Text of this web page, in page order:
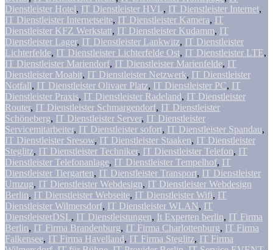
Dienstleister Hotel, IT Dienstleister HVL, IT Dienstleister Internet,
IT Dienstleister Internetseite, IT Dienstleister Kamera, IT
Dienstleister KFZ Werkstatt, IT Dienstleister Kudamm, IT
Dienstleister Lager, IT Dienstleister Lankwitz, IT Dienstleister
Lichterfelde, IT Dienstleister Lichterfelde Ost, IT Dienstleister LTE,
IT Dienstleister Mariendorf, IT Dienstleister Marienfelde, IT
Dienstleister Moabit, IT Dienstleister Netzwerk, IT Dienstleister
Notfall, IT Dienstleister Olivaer Platz, IT Dienstleister PC, IT
Dienstleister Praxis, IT Dienstleister Radeland, IT Dienstleister
Router, IT Dienstleister Schmargendorf, IT Dienstleister
Schöneberg, IT Dienstleister Server, IT Dienstleister
Servicemitarbeiter, IT Dienstleister sofort, IT Dienstleister Spandau,
IT Dienstleister Sresow, IT Dienstleister Staaken, IT Dienstleister
Steglitz, IT Dienstleister Techniker, IT Dienstleister Telefon, IT
Dienstleister Telefonanlage, IT Dienstleister Tempelhof, IT
Dienstleister Tiergarten, IT Dienstleister Transport, IT Dienstleister
Umzug, IT Dienstleister Webdesign, IT Dienstleister Webdesign
Berlin, IT Dienstleister Webseite, IT Dienstleister Wifi, IT
Dienstleister Wilmersdorf, IT Dienstleister WLAN, IT
DienstleisterDSL, IT Dienstleistungen, It Experten berlin, IT Firma
Berlin, IT Firma Brandenburg, IT Firma Charlottenburg, IT Firma
Falkensee, IT Firma Havelland, IT Firma Steglitz, IT Firma